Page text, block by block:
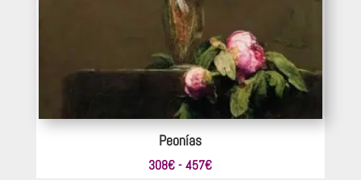
Peonías
308€ - 457€Rango